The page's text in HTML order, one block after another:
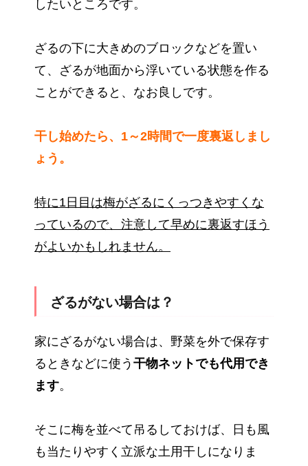
したいところです。
ざるの下に大きめのブロックなどを置い
て、ざるが地面から浮いている状態を作る
ことができると、なお良しです。
干し始めたら、1～2時間で一度裏返しまし
ょう。
特に1日目は梅がざるにくっつきやすくな
っているので、注意して早めに裏返すほう
がよいかもしれません。
ざるがない場合は？
家にざるがない場合は、野菜を外で保存す
るときなどに使う 干物ネットでも代用でき
ます。
そこに梅を並べて吊るしておけば、日も風
も当たりやすく立派な土用干しになりま